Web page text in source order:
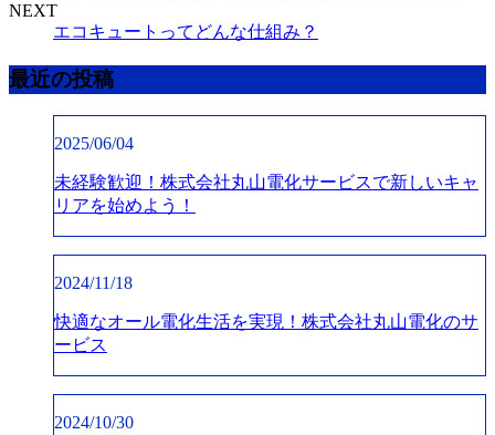
NEXT
エコキュートってどんな仕組み？
最近の投稿
2025/06/04
未経験歓迎！株式会社丸山電化サービスで新しいキャ
リアを始めよう！
2024/11/18
快適なオール電化生活を実現！株式会社丸山電化のサ
ービス
2024/10/30